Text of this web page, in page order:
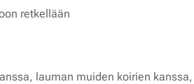
retkellään 🥳
lauman muiden koirien